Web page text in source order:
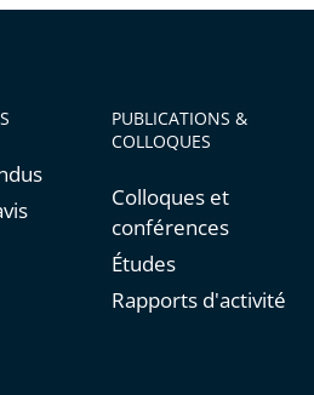
PUBLICATIONS &
COLLOQUES
Colloques et
conférences
Études
Rapports d'activité